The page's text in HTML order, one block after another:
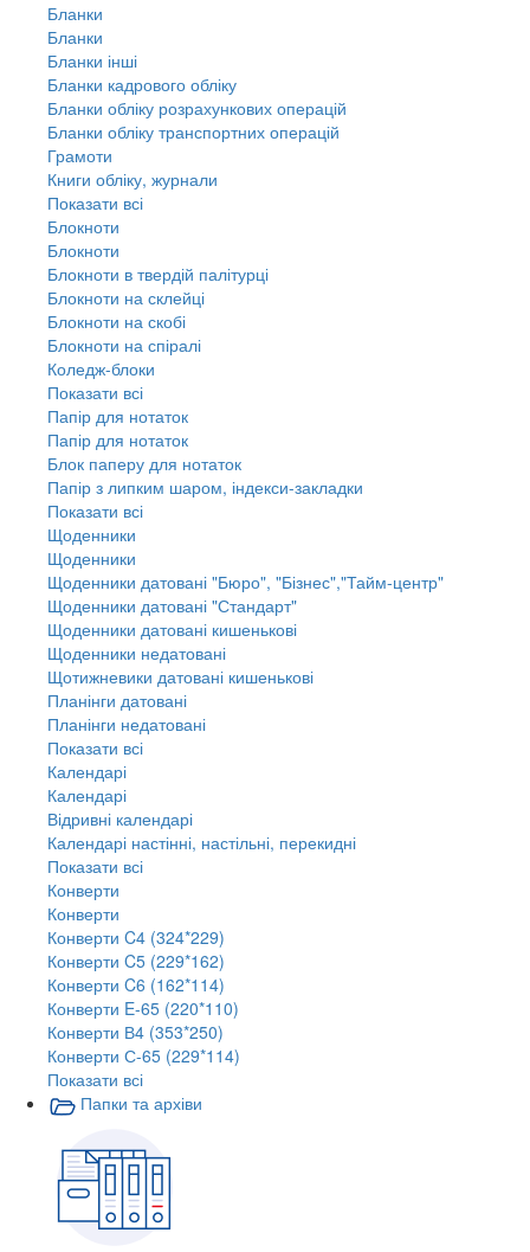
Бланки
Бланки
Бланки інші
Бланки кадрового обліку
Бланки обліку розрахункових операцій
Бланки обліку транспортних операцій
Грамоти
Книги обліку, журнали
Показати всі
Блокноти
Блокноти
Блокноти в твердій палітурці
Блокноти на склейці
Блокноти на скобі
Блокноти на спіралі
Коледж-блоки
Показати всі
Папір для нотаток
Папір для нотаток
Блок паперу для нотаток
Папір з липким шаром, індекси-закладки
Показати всі
Щоденники
Щоденники
Щоденники датовані "Бюро", "Бізнес","Тайм-центр"
Щоденники датовані "Стандарт"
Щоденники датовані кишенькові
Щоденники недатовані
Щотижневики датовані кишенькові
Планінги датовані
Планінги недатовані
Показати всі
Календарі
Календарі
Відривні календарі
Календарі настінні, настільні, перекидні
Показати всі
Конверти
Конверти
Конверти C4 (324*229)
Конверти C5 (229*162)
Конверти C6 (162*114)
Конверти E-65 (220*110)
Конверти В4 (353*250)
Конверти С-65 (229*114)
Показати всі
Папки та архіви